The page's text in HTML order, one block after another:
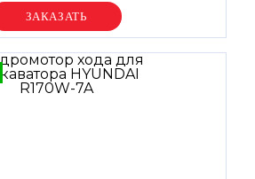
Уточняйте цену